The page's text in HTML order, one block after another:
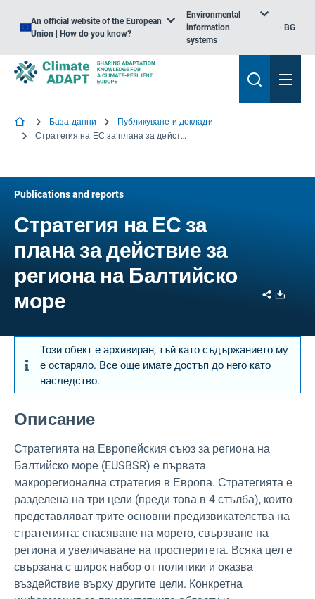
An official website of the European
Union | How do you know?
Environmental
information
systems
BG
База данни
Публикуване и доклади
Стратегия на ЕС за плана за действие за региона на Балтийско море
Publications and reports
Стратегия на ЕС за
плана за действие за
региона на Балтийско
море
Share
Този обект е архивиран, тъй като съдържанието му
е остаряло. Все още имате достъп до него като
наследство.
Описание
Стратегията на Европейския съюз за региона на
Балтийско море (EUSBSR) е първата
макрорегионална стратегия в Европа. Стратегията е
разделена на три цели (преди това в 4 стълба), които
представляват трите основни предизвикателства на
стратегията: спасяване на морето, свързване на
региона и увеличаване на просперитета. Всяка цел е
свързана с широк набор от политики и оказва
въздействие върху другите цели. Конкретна